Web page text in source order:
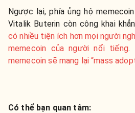
Ngược lại, phía ủng hộ
Vitalik Buterin còn công khai
có nhiều tiện ích hơn mọi người
memecoin của người nổi tiếng.
memecoin sẽ mang lại “mass
Có thể bạn quan tâm: